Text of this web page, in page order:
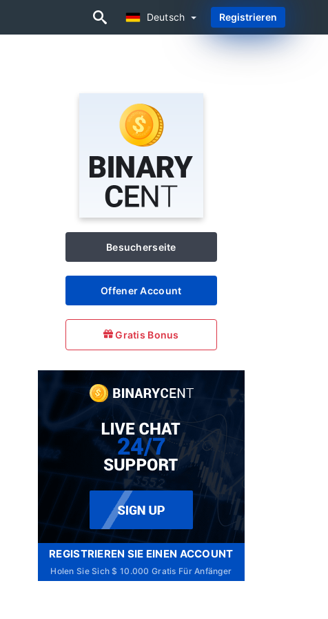
Deutsch
Deutsch Registrieren
Besucherseite
Offener Account
Gratis Bonus
REGISTRIEREN SIE EINEN ACCOUNT
Holen Sie Sich $ 10.000 Gratis Für Anfänger